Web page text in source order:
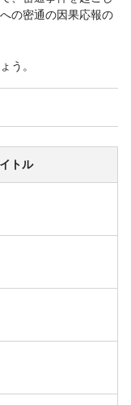
の密通の因果応報の
う。
トル